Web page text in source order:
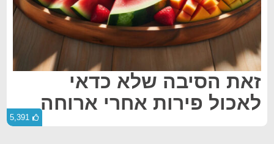
זאת הסיבה שלא כדאי
לאכול פירות אחרי ארוחה
5,391